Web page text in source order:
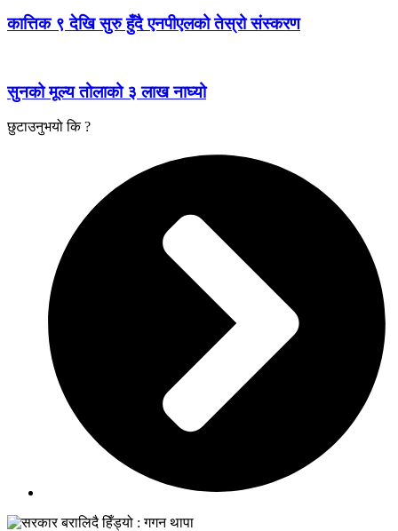
कात्तिक ९ देखि सुरु हुँदै एनपीएलको तेस्रो संस्करण
सुनको मूल्य तोलाको ३ लाख नाघ्यो
छुटाउनुभयो कि ?